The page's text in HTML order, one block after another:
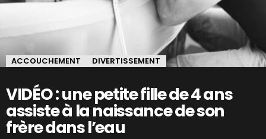
ACCOUCHEMENT DIVERTISSEMENT
VIDÉO : une petite fille de 4 ans
assiste à la naissance de son
frère dans l’eau